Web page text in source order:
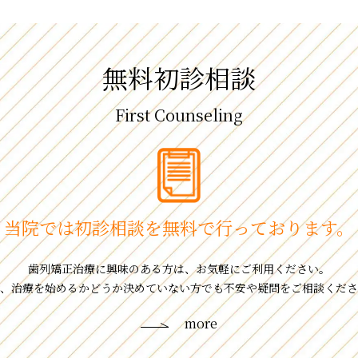
無料初診相談
First Counseling
当院では初診相談を無料で⾏っております。
⻭列矯正治療に興味のある⽅は、お気軽にご利⽤ください。
治療を始めるかどうか決めていない⽅でも不安や疑問をご相談くだ
more